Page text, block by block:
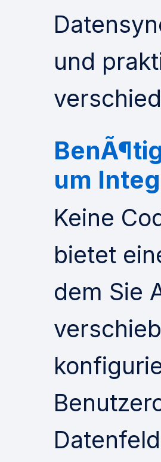
und
um
Keine
bietet
dem Sie